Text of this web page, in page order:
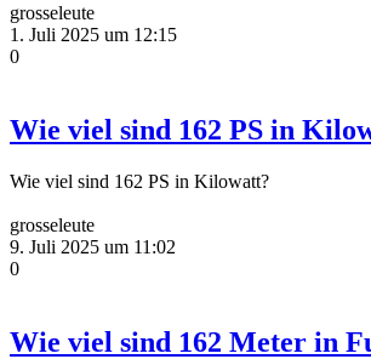
grosseleute
1. Juli 2025 um 12:15
0
Wie viel sind 162 PS in
Wie viel sind 162 PS in Kilowatt?
grosseleute
9. Juli 2025 um 11:02
0
Wie viel sind 162 Meter in